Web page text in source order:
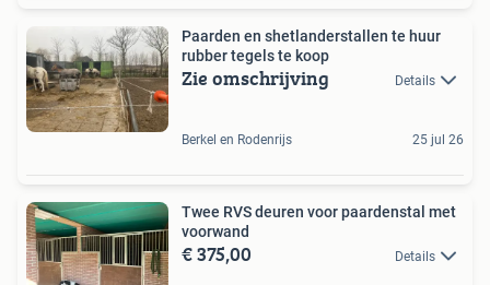
Paarden en shetlanderstallen te huur
rubber tegels te koop
Zie omschrijving Details
Berkel en Rodenrijs 25 jul 26
Twee RVS deuren voor paardenstal met
voorwand
€ 375,00 Details